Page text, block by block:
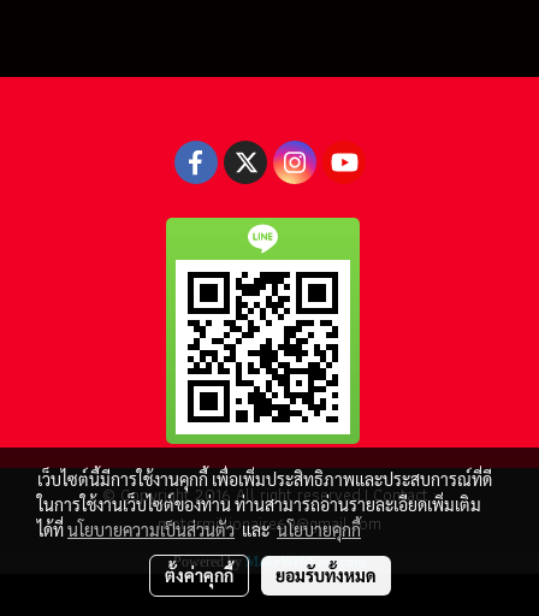
© Copyright 2016 All right reserved.| Contact :
motormillionaire69@gmail.com
Powered byMakeWebEasy.com
เว็บไซต์นี้มีการใช้งานคุกกี้ เพื่อเพิ่มประสิทธิภาพและประสบการณ์ที่ดี
ในการใช้งานเว็บไซต์ของท่าน ท่านสามารถอ่านรายละเอียดเพิ่มเติม
ได้ที่นโยบายความเป็นส่วนตัวและนโยบายคุกกี้
ตั้งค่าคุกกี้ ยอมรับทั้งหมด